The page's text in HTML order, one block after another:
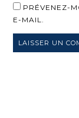
PRÉVENEZ-
E-MAIL.